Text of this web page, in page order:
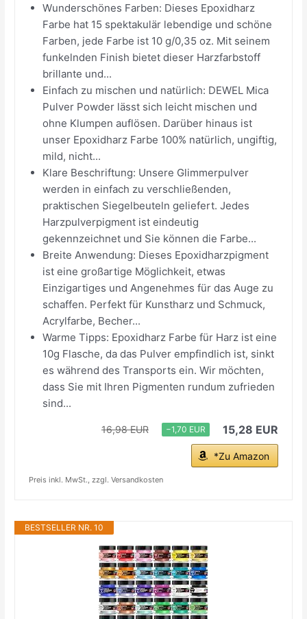
Wunderschönes Farben: Dieses Epoxidharz
Farbe hat 15 spektakulär lebendige und schöne
Farben, jede Farbe ist 10 g/0,35 oz. Mit seinem
funkelnden Finish bietet dieser Harzfarbstoff
brillante und...
Einfach zu mischen und natürlich: DEWEL Mica
Pulver Powder lässt sich leicht mischen und
ohne Klumpen auflösen. Darüber hinaus ist
unser Epoxidharz Farbe 100% natürlich, ungiftig,
mild, nicht...
Klare Beschriftung: Unsere Glimmerpulver
werden in einfach zu verschließenden,
praktischen Siegelbeuteln geliefert. Jedes
Harzpulverpigment ist eindeutig
gekennzeichnet und Sie können die Farbe...
Breite Anwendung: Dieses Epoxidharzpigment
ist eine großartige Möglichkeit, etwas
Einzigartiges und Angenehmes für das Auge zu
schaffen. Perfekt für Kunstharz und Schmuck,
Acrylfarbe, Becher...
Warme Tipps: Epoxidharz Farbe für Harz ist eine
10g Flasche, da das Pulver empfindlich ist, sinkt
es während des Transports ein. Wir möchten,
dass Sie mit Ihren Pigmenten rundum zufrieden
sind...
16,98 EUR −1,70 EUR 15,28 EUR
*Zu Amazon
Preis inkl. MwSt., zzgl. Versandkosten
BESTSELLER NR. 10